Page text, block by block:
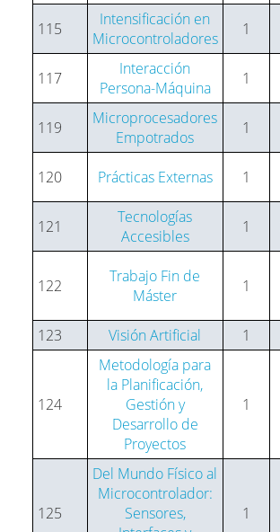
115
Intensificación en
Microcontroladores
1
117
Interacción
Persona-Máquina
1
119
Microprocesadores
Empotrados
1
120 Prácticas Externas 1
121
Tecnologías
Accesibles
1
122
Trabajo Fin de
Máster
1
123
Visión Artificial 1
124
Metodología para
la Planificación,
Gestión y
Desarrollo de
Proyectos
1
125
Del Mundo Físico al
Microcontrolador:
Sensores,
1